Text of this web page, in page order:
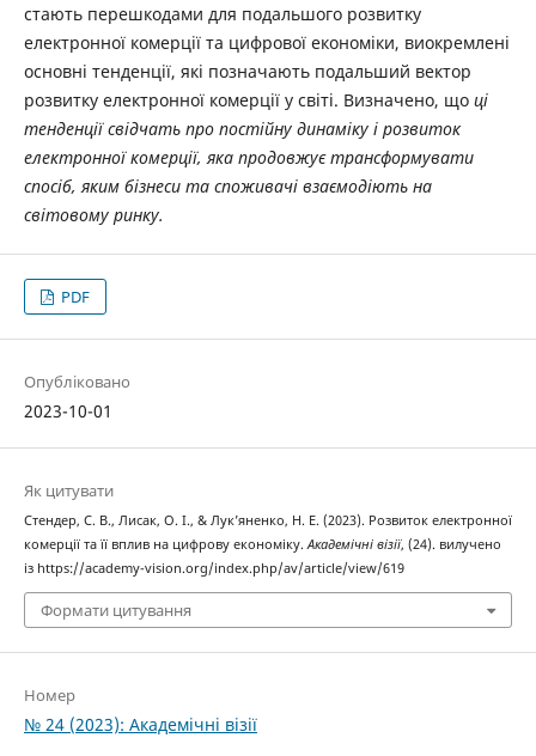
стають перешкодами для подальшого розвитку
електронної комерції та цифрової економіки, виокремлені
основні тенденції, які позначають подальший вектор
розвитку електронної комерції у світі. Визначено, що ці
тенденції свідчать про постійну динаміку і розвиток
електронної комерції, яка продовжує трансформувати
спосіб, яким бізнеси та споживачі взаємодіють на
світовому ринку.
PDF
Опубліковано
2023-10-01
Як цитувати
Стендер, С. В., Лисак, О. І., & Лук’яненко, Н. Е. (2023). Розвиток електронної
комерції та її вплив на цифрову економіку. Академічні візії, (24). вилучено
із https://academy-vision.org/index.php/av/article/view/619
Формати цитування
Номер
№ 24 (2023): Академічні візії